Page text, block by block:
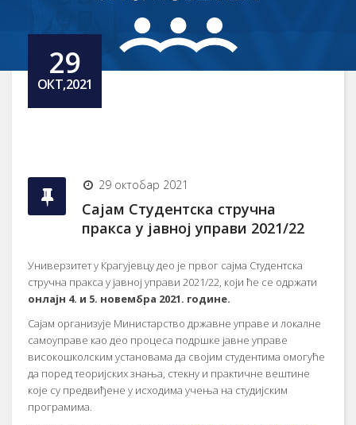
29
ОКТ,2021
29 октобар 2021
Сајам Студентска стручна
пракса у јавној управи 2021/22
Универзитет у Крагујевцу део је првог сајма Студентска
стручна пракса у јавној управи 2021/22, који ће се одржати
онлајн 4. и 5. новембра 2021. године.
Сајам организује Министарство државне управе и локалне
самоуправе као део процеса подршке јавне управе
високошколским установама да својим студентима омогуће
да поред теоријских знања, стекну и практичне вештине
које су предвиђене у исходима учења на студијским
програмима.